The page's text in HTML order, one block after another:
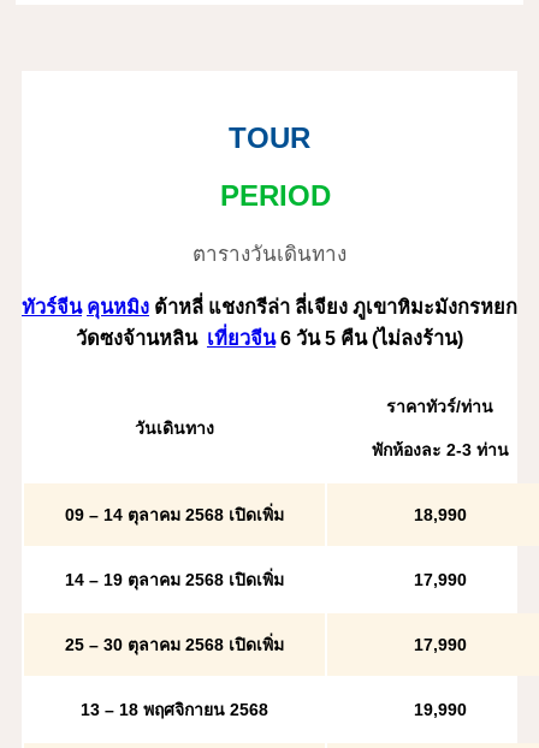
TOUR
PERIOD
ตารางวันเดินทาง
ทัวร์จีน คุนหมิง ต้าหลี่ แชงกรีล่า ลี่เจียง ภูเขาหิมะมังกรหยก
วัดซงจ้านหลิน เที่ยวจีน6 วัน 5 คืน (ไม่ลงร้าน)
วันเดินทาง
ราคาทัวร์/ท่าน
พักห้องละ 2-3 ท่าน
09 – 14 ตุลาคม 2568 เปิดเพิ่ม 18,990
14 – 19 ตุลาคม 2568 เปิดเพิ่ม 17,990
25 – 30 ตุลาคม 2568 เปิดเพิ่ม 17,990
13 – 18 พฤศจิกายน 2568 19,990